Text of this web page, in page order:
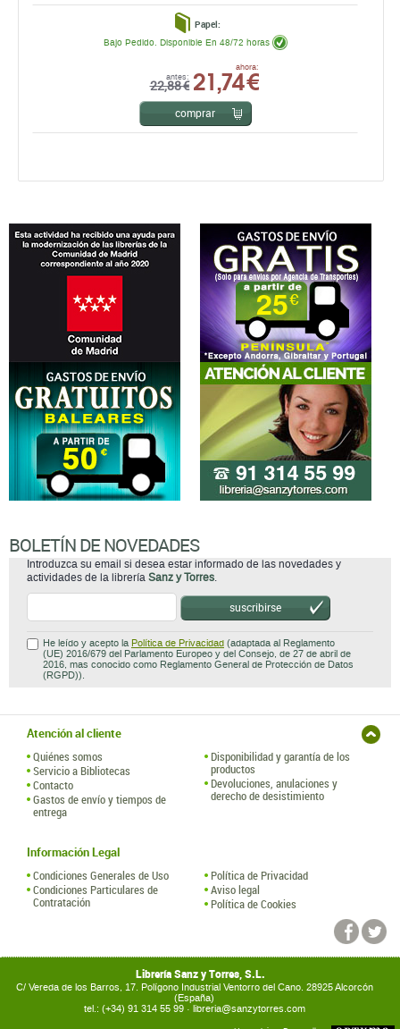
Papel:
antes:
22,88 €
ahora:
21,74 €
Bajo Pedido. Disponible En 48/72 horas
comprar
BOLETÍN DE NOVEDADES
Introduzca su email si desea estar informado de las novedades y
actividades de la librería Sanz y Torres.
suscribirse
He leído y acepto la Política de Privacidad (adaptada al Reglamento
(UE) 2016/679 del Parlamento Europeo y del Consejo, de 27 de abril de
2016, mas conocido como Reglamento General de Protección de Datos
(RGPD)).
Atención al cliente
Quiénes somos
Servicio a Bibliotecas
Contacto
Gastos de envío y tiempos de
entrega
Disponibilidad y garantía de los
productos
Devoluciones, anulaciones y
derecho de desistimiento
Información Legal
Condiciones Generales de Uso
Condiciones Particulares de
Contratación
Política de Privacidad
Aviso legal
Política de Cookies
Librería Sanz y Torres, S.L.
C/ Vereda de los Barros, 17. Polígono Industrial Ventorro del Cano. 28925 Alcorcón
(España)
tel.: (+34) 91 314 55 99 · libreria@sanzytorres.com